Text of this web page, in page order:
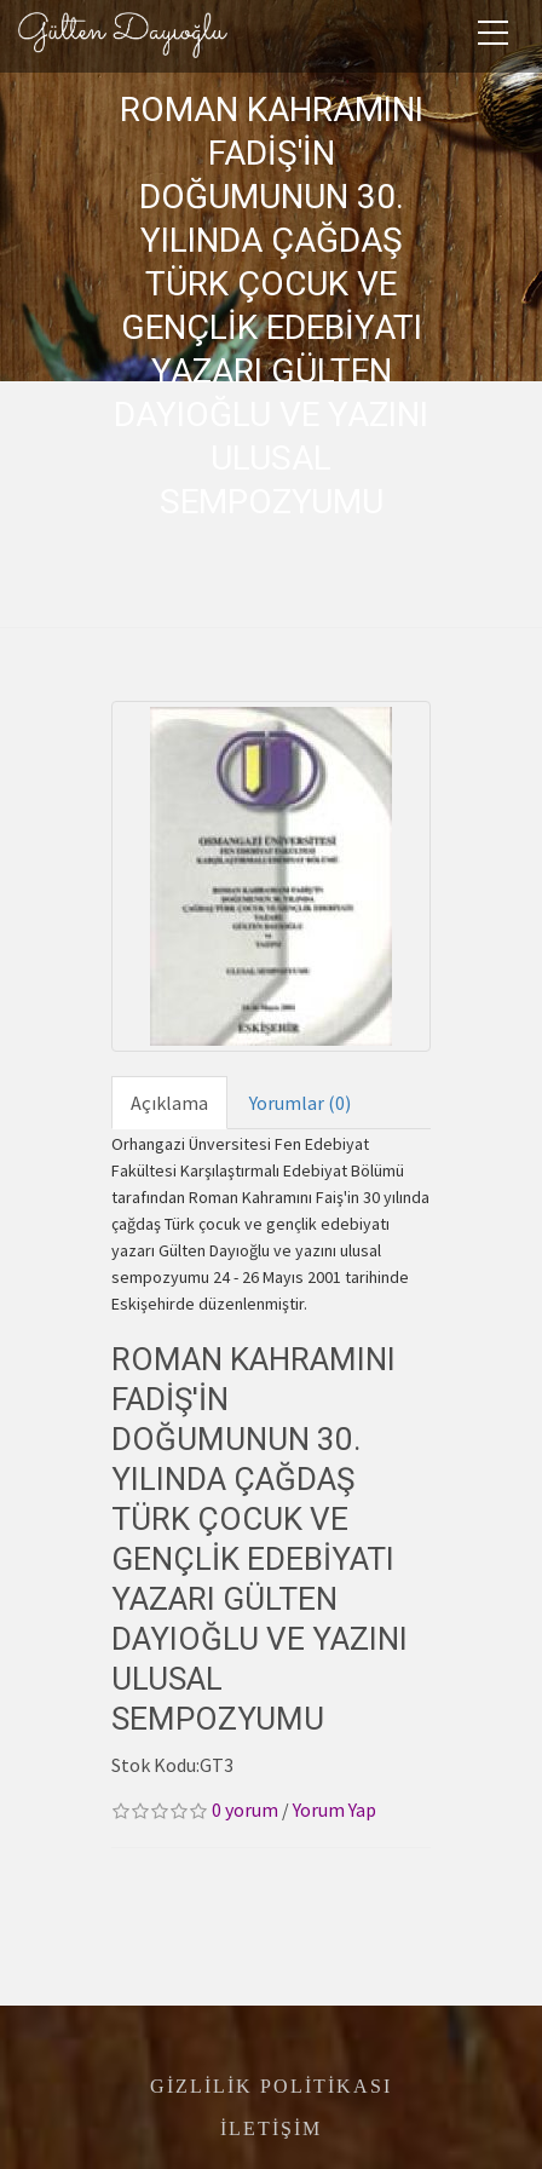
ROMAN KAHRAMINI
FADİŞ'İN
DOĞUMUNUN 30.
YILINDA ÇAĞDAŞ
TÜRK ÇOCUK VE
GENÇLİK EDEBİYATI
YAZARI GÜLTEN
Açıklama Yorumlar (0)
Orhangazi Ünversitesi Fen Edebiyat
Fakültesi Karşılaştırmalı Edebiyat Bölümü
tarafından Roman Kahramını Faiş'in 30 yılında
çağdaş Türk çocuk ve gençlik edebiyatı
yazarı Gülten Dayıoğlu ve yazını ulusal
sempozyumu 24 - 26 Mayıs 2001 tarihinde
Eskişehirde düzenlenmiştir.
ROMAN KAHRAMINI
FADİŞ'İN
DOĞUMUNUN 30.
YILINDA ÇAĞDAŞ
TÜRK ÇOCUK VE
GENÇLİK EDEBİYATI
YAZARI GÜLTEN
DAYIOĞLU VE YAZINI
ULUSAL
SEMPOZYUMU
Stok Kodu:GT3
0 yorum /Yorum Yap
GIZLILIK POLITIKASI
İLETIŞIM